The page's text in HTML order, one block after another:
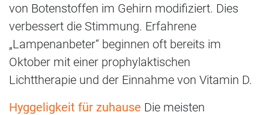
von Botenstoffen im Gehirn modifiziert. Dies
verbessert die Stimmung. Erfahrene
„Lampenanbeter“ beginnen oft bereits im
Oktober mit einer prophylaktischen
Lichttherapie und der Einnahme von Vitamin D.
Hyggeligkeit für zuhause Die meisten